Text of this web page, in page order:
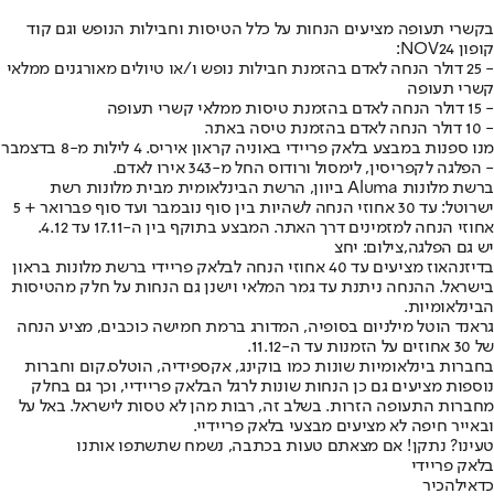
בקשרי תעופה מציעים הנחות על כלל הטיסות וחבילות הנופש וגם קוד
קופון NOV24:
- 25 דולר הנחה לאדם בהזמנת חבילות נופש ו/או טיולים מאורגנים ממלאי
קשרי תעופה
- 15 דולר הנחה לאדם בהזמנת טיסות ממלאי קשרי תעופה
- 10 דולר הנחה לאדם בהזמנת טיסה באתר.
מנו ספנות במבצע בלאק פריידי באוניה קראון איריס. 4 לילות מ-8 בדצמבר
- הפלגה לקפריסין, לימסול ורודוס החל מ-343 אירו לאדם.
ברשת מלונות Aluma ביוון, הרשת הבינלאומית מבית מלונות רשת
ישרוטל: עד 30 אחוזי הנחה לשהיות בין סוף נובמבר ועד סוף פברואר + 5
אחוזי הנחה למזמינים דרך האתר. המבצע בתוקף בין ה-17.11 עד 4.12.
יש גם הפלגה,צילום: יחצ
בדיזנהאוז מציעים עד 40 אחוזי הנחה לבלאק פריידי ברשת מלונות בראון
בישראל. ההנחה ניתנת עד גמר המלאי וישנן גם הנחות על חלק מהטיסות
הבינלאומיות.
גראנד הוטל מילניום בסופיה, המדורג ברמת חמישה כוכבים, מציע הנחה
של 30 אחוזים על הזמנות עד ה-11.12.
בחברות בינלאומיות שונות כמו בוקינג, אקספידיה, הוטלס.קום וחברות
נוספות מציעים גם כן הנחות שונות לרגל הבלאק פריידיי, וכך גם בחלק
מחברות התעופה הזרות. בשלב זה, רבות מהן לא טסות לישראל. באל על
ובאייר חיפה לא מציעים מבצעי בלאק פריידיי.
טעינו? נתקן! אם מצאתם טעות בכתבה, נשמח שתשתפו אותנו
בלאק פריידי
כדאילהכיר